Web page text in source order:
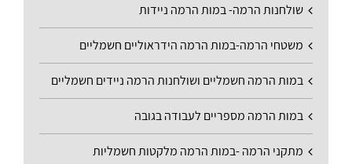
שולחנות הרמה- במות הרמה ניידות
משטחי הרמה-במות הרמה הידראוליים חשמליים
במות הרמה חשמליים ושולחנות הרמה ניידים חשמליים
במות הרמה מספריים לעבודה בגובה
מתקני הרמה -במות הרמה מלקטות חשמליות